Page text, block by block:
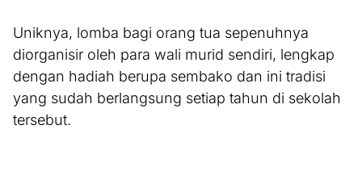
Uniknya, lomba bagi orang tua sepenuhnya
diorganisir oleh para wali murid sendiri, lengkap
dengan hadiah berupa sembako dan ini tradisi
yang sudah berlangsung setiap tahun di sekolah
tersebut.